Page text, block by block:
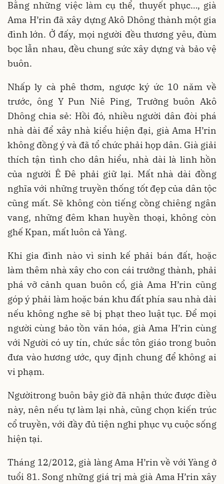
Bằng những việc làm cụ thể, thuyết phục…, già
Ama H’rin đã xây dựng Akô Dhông thành một gia
đình lớn. Ở đấy, mọi người đều thương yêu, đùm
bọc lẫn nhau, đều chung sức xây dựng và bảo vệ
buôn.
Nhấp ly cà phê thơm, ngược ký ức 10 năm về
trước, ông Y Pun Niê Ping, Trưởng buôn Akô
Dhông chia sẻ: Hồi đó, nhiều người dân đòi phá
nhà dài để xây nhà kiểu hiện đại, già Ama H’rin
không đồng ý và đã tổ chức phải họp dân. Già giải
thích tận tình cho dân hiểu, nhà dài là linh hồn
của người Ê Đê phải giữ lại. Mất nhà dài đồng
nghĩa với những truyền thống tốt đẹp của dân tộc
cũng mất. Sẽ không còn tiếng cồng chiêng ngân
vang, những đêm khan huyền thoại, không còn
ghế Kpan, mất luôn cả Yàng.
Khi gia đình nào vì sinh kế phải bán đất, hoặc
làm thêm nhà xây cho con cái trưởng thành, phải
phá vỡ cảnh quan buôn cổ, già Ama H’rin cũng
góp ý phải làm hoặc bán khu đất phía sau nhà dài
nếu không nghe sẽ bị phạt theo luật tục. Để mọi
người cùng bảo tồn văn hóa, già Ama H’rin cùng
với Người có uy tín, chức sắc tôn giáo trong buôn
đưa vào hương ước, quy định chung để không ai
vi phạm.
Ngườitrong buôn bây giờ đã nhận thức được điều
này, nên nếu tự làm lại nhà, cũng chọn kiến trúc
cổ truyền, với đầy đủ tiện nghi phục vụ cuộc sống
hiện tại.
Tháng 12/2012, già làng Ama H’rin về với Yàng ở
tuổi 81. Song những giá trị mà già Ama H’rin xây